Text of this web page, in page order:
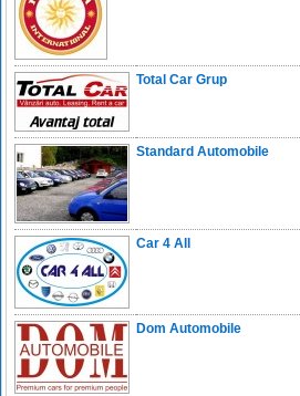
Total Car Grup
Standard Automobile
Car 4 All
Dom Automobile